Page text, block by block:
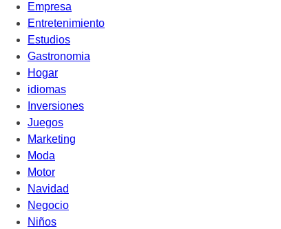
Empresa
Entretenimiento
Estudios
Gastronomia
Hogar
idiomas
Inversiones
Juegos
Marketing
Moda
Motor
Navidad
Negocio
Niños